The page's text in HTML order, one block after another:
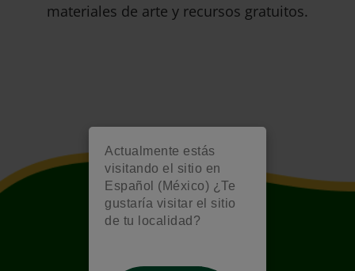
Actualmente estás
visitando el sitio en
Español (México) ¿Te
gustaría visitar el sitio
de tu localidad?
materiales de arte y recursos gratuitos.